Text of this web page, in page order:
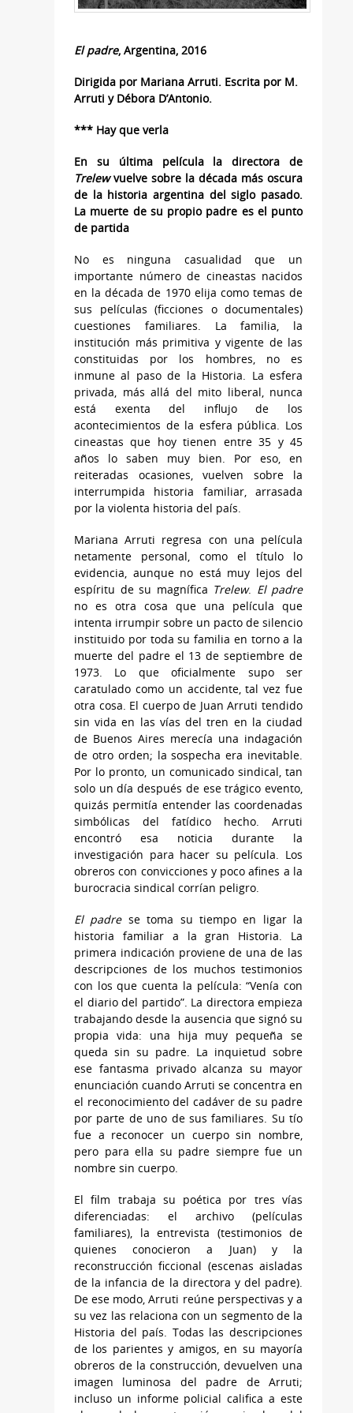
El padre, Argentina, 2016
Dirigida por Mariana Arruti. Escrita por M.
Arruti y Débora D’Antonio.
*** Hay que verla
En su última película la directora de
Trelewvuelve sobre la década más oscura
de la historia argentina del siglo pasado.
La muerte de su propio padre es el punto
de partida
No es ninguna casualidad que un
importante número de cineastas nacidos
en la década de 1970 elija como temas de
sus películas (ficciones o documentales)
cuestiones familiares. La familia, la
institución más primitiva y vigente de las
constituidas por los hombres, no es
inmune al paso de la Historia. La esfera
privada, más allá del mito liberal, nunca
está exenta del influjo de los
acontecimientos de la esfera pública. Los
cineastas que hoy tienen entre 35 y 45
años lo saben muy bien. Por eso, en
reiteradas ocasiones, vuelven sobre la
interrumpida historia familiar, arrasada
por la violenta historia del país.
Mariana Arruti regresa con una película
netamente personal, como el título lo
evidencia, aunque no está muy lejos del
espíritu de su magnífica Trelew. El padre
no es otra cosa que una película que
intenta irrumpir sobre un pacto de silencio
instituido por toda su familia en torno a la
muerte del padre el 13 de septiembre de
1973. Lo que oficialmente supo ser
caratulado como un accidente, tal vez fue
otra cosa. El cuerpo de Juan Arruti tendido
sin vida en las vías del tren en la ciudad
de Buenos Aires merecía una indagación
de otro orden; la sospecha era inevitable.
Por lo pronto, un comunicado sindical, tan
solo un día después de ese trágico evento,
quizás permitía entender las coordenadas
simbólicas del fatídico hecho. Arruti
encontró esa noticia durante la
investigación para hacer su película. Los
obreros con convicciones y poco afines a la
burocracia sindical corrían peligro.
El padrese toma su tiempo en ligar la
historia familiar a la gran Historia. La
primera indicación proviene de una de las
descripciones de los muchos testimonios
con los que cuenta la película: “Venía con
el diario del partido”. La directora empieza
trabajando desde la ausencia que signó su
propia vida: una hija muy pequeña se
queda sin su padre. La inquietud sobre
ese fantasma privado alcanza su mayor
enunciación cuando Arruti se concentra en
el reconocimiento del cadáver de su padre
por parte de uno de sus familiares. Su tío
fue a reconocer un cuerpo sin nombre,
pero para ella su padre siempre fue un
nombre sin cuerpo.
El film trabaja su poética por tres vías
diferenciadas: el archivo (películas
familiares), la entrevista (testimonios de
quienes conocieron a Juan) y la
reconstrucción ficcional (escenas aisladas
de la infancia de la directora y del padre).
De ese modo, Arruti reúne perspectivas y a
su vez las relaciona con un segmento de la
Historia del país. Todas las descripciones
de los parientes y amigos, en su mayoría
obreros de la construcción, devuelven una
imagen luminosa del padre de Arruti;
incluso un informe policial califica a este